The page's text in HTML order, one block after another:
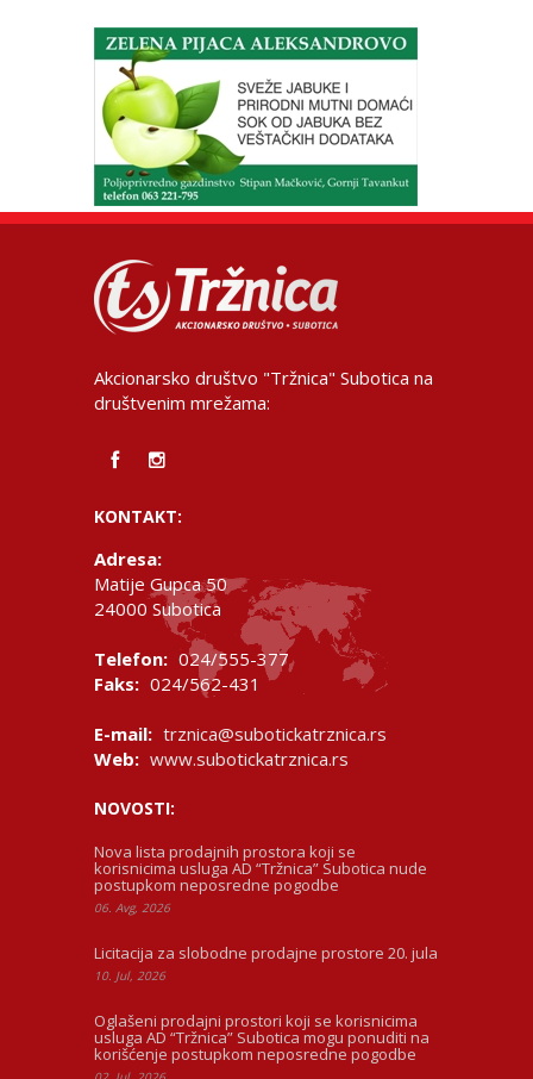
Akcionarsko društvo "Tržnica" Subotica na
društvenim mrežama:
KONTAKT:
Adresa:
Matije Gupca 50
24000 Subotica
Telefon: 024/555-377
Faks: 024/562-431
E-mail: trznica@subotickatrznica.rs
Web: www.subotickatrznica.rs
NOVOSTI:
Nova lista prodajnih prostora koji se
korisnicima usluga AD “Tržnica” Subotica nude
postupkom neposredne pogodbe
06. Avg, 2026
Licitacija za slobodne prodajne prostore 20. jula
10. Jul, 2026
Oglašeni prodajni prostori koji se korisnicima
usluga AD “Tržnica” Subotica mogu ponuditi na
korišćenje postupkom neposredne pogodbe